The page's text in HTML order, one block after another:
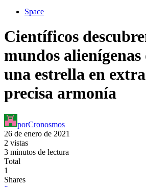
Space
Científicos
mundos
una estrella en
precisa armonía
porCronosmos
26 de enero de 2021
2 vistas
3 minutos de lectura
Total
1
Shares